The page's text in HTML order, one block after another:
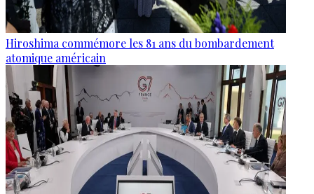
Hiroshima commémore les 81 ans du bombardement
atomique américain